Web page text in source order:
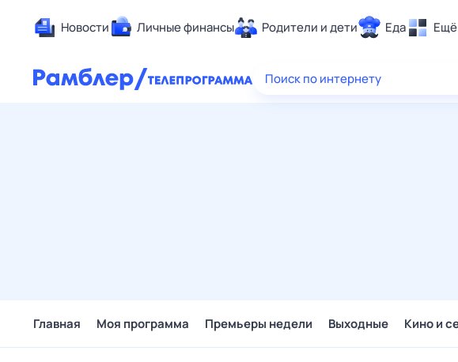
Новости Личные финансы Родители и дети Еда Ещё
Здоровье
Поиск по интернету
Главная Моя программа Премьеры недели Выходные Кино и